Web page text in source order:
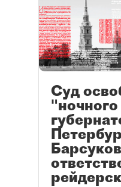
Суд
"ночного